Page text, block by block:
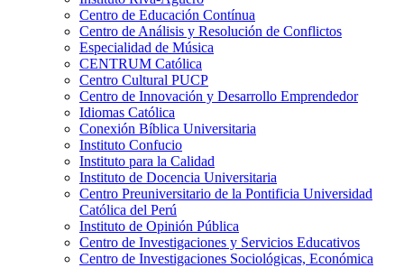
Centro de Educación Contínua
Centro de Análisis y Resolución de Conflictos
Especialidad de Música
CENTRUM Católica
Centro Cultural PUCP
Centro de Innovación y Desarrollo Emprendedor
Idiomas Católica
Conexión Bíblica Universitaria
Instituto Confucio
Instituto para la Calidad
Instituto de Docencia Universitaria
Centro Preuniversitario de la Pontificia Universidad
Católica del Perú
Instituto de Opinión Pública
Centro de Investigaciones y Servicios Educativos
Centro de Investigaciones Sociológicas, Económica